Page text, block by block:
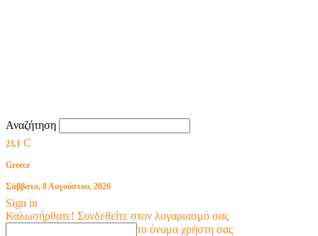
Αναζήτηση
23.1 C
Greece
Σάββατο, 8 Αυγούστου, 2026
Sign in
Καλωσήρθατε! Συνδεθείτε στον λογαριασμό σας
το όνομα χρήστη σας